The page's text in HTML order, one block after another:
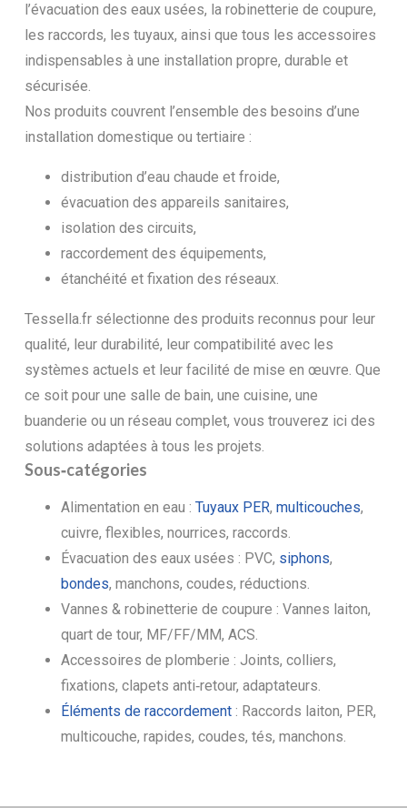
l’évacuation des eaux usées, la robinetterie de coupure,
les raccords, les tuyaux, ainsi que tous les accessoires
indispensables à une installation propre, durable et
sécurisée.
Nos produits couvrent l’ensemble des besoins d’une
installation domestique ou tertiaire :
distribution d’eau chaude et froide,
évacuation des appareils sanitaires,
isolation des circuits,
raccordement des équipements,
étanchéité et fixation des réseaux.
Tessella.fr sélectionne des produits reconnus pour leur
qualité, leur durabilité, leur compatibilité avec les
systèmes actuels et leur facilité de mise en œuvre. Que
ce soit pour une salle de bain, une cuisine, une
buanderie ou un réseau complet, vous trouverez ici des
solutions adaptées à tous les projets.
Sous‑catégories
Alimentation en eau : Tuyaux PER, multicouches,
cuivre, flexibles, nourrices, raccords.
Évacuation des eaux usées : PVC, siphons,
bondes, manchons, coudes, réductions.
Vannes & robinetterie de coupure : Vannes laiton,
quart de tour, MF/FF/MM, ACS.
Accessoires de plomberie : Joints, colliers,
fixations, clapets anti‑retour, adaptateurs.
Éléments de raccordement: Raccords laiton, PER,
multicouche, rapides, coudes, tés, manchons.